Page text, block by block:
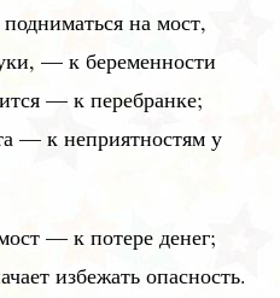
на мост,
— к беременности
— к перебранке;
— к неприятностям у
— к потере денег;
избежать опасность.